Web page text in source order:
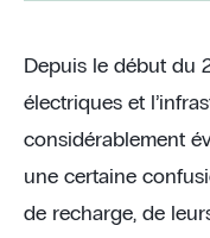
Depuis le début du
électriques et
considérablement
une certaine
de recharge, de